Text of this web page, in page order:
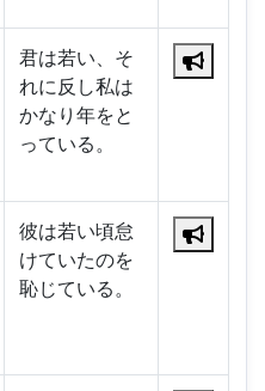
君は若い、そ
れに反し私は
かなり年をと
っている。
彼は若い頃怠
けていたのを
恥じている。